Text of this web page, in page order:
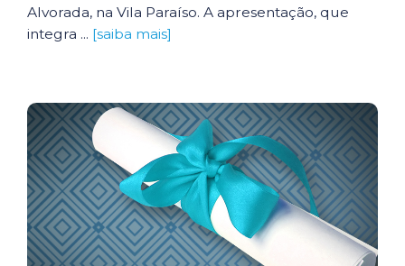
Alvorada, na Vila Paraíso. A apresentação, que
integra ... [saiba mais]